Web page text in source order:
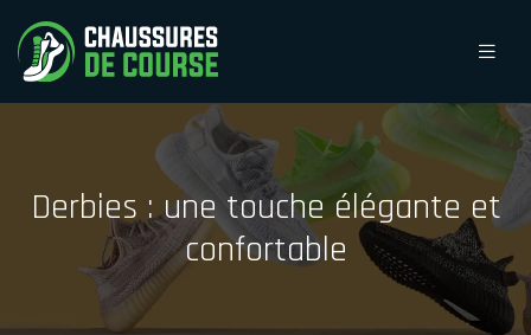
Derbies : une touche élégante et
confortable